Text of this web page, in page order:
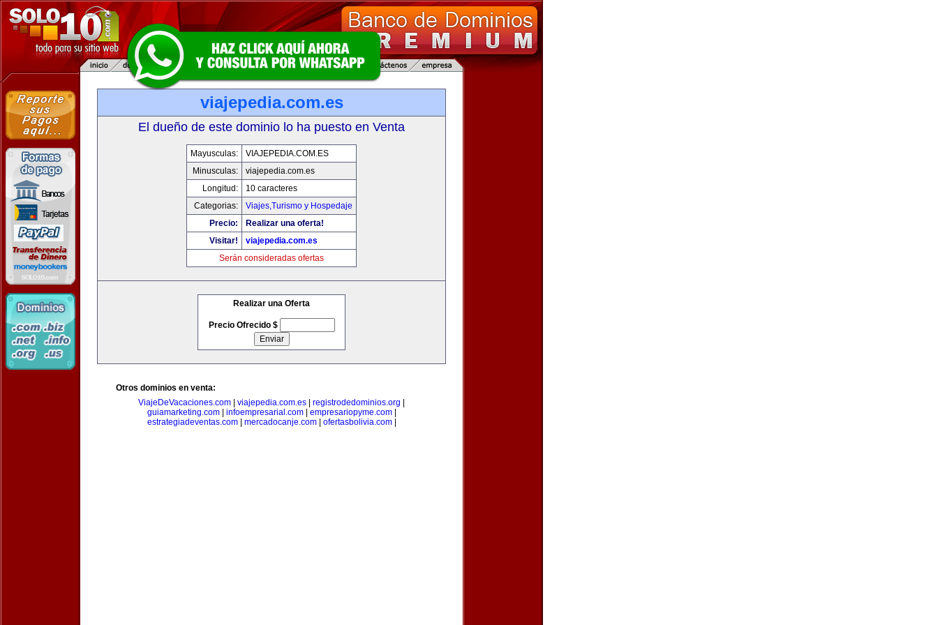
viajepedia.com.es
El dueño de este dominio lo ha puesto en Venta
Mayusculas:
VIAJEPEDIA.COM.ES
Minusculas:
viajepedia.com.es
Longitud:
10 caracteres
Categorias:
Viajes,Turismo y Hospedaje
Precio:
Realizar una oferta!
Visitar!
viajepedia.com.es
Serán consideradas ofertas
Realizar una Oferta
Precio Ofrecido $
Otros dominios en venta:
ViajeDeVacaciones.com
viajepedia.com.es registrodedominios.org
guiamarketing.com| infoempresarial.com| empresariopyme.com|
estrategiadeventas.com| mercadocanje.com| ofertasbolivia.com|